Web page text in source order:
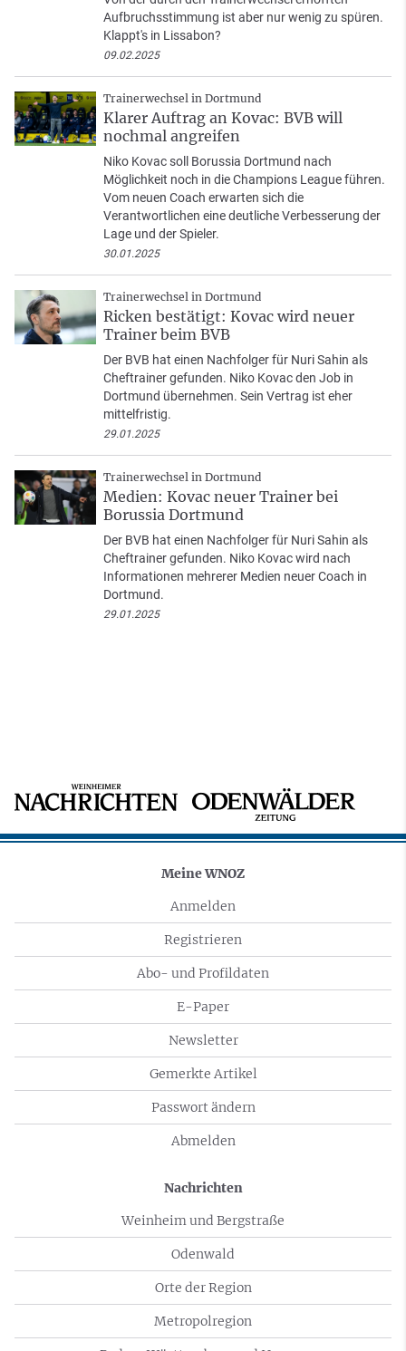
Aufbruchsstimmung ist aber nur wenig zu spüren.
Klappt's in Lissabon?
09.02.2025
Trainerwechsel in Dortmund
Klarer Auftrag an Kovac: BVB will
nochmal angreifen
Niko Kovac soll Borussia Dortmund nach
Möglichkeit noch in die Champions League führen.
Vom neuen Coach erwarten sich die
Verantwortlichen eine deutliche Verbesserung der
Lage und der Spieler.
30.01.2025
Trainerwechsel in Dortmund
Ricken bestätigt: Kovac wird neuer
Trainer beim BVB
Der BVB hat einen Nachfolger für Nuri Sahin als
Cheftrainer gefunden. Niko Kovac den Job in
Dortmund übernehmen. Sein Vertrag ist eher
mittelfristig.
29.01.2025
Trainerwechsel in Dortmund
Medien: Kovac neuer Trainer bei
Borussia Dortmund
Der BVB hat einen Nachfolger für Nuri Sahin als
Cheftrainer gefunden. Niko Kovac wird nach
Informationen mehrerer Medien neuer Coach in
Dortmund.
29.01.2025
Meine WNOZ
Anmelden
Registrieren
Abo- und Profildaten
E-Paper
Newsletter
Gemerkte Artikel
Passwort ändern
Abmelden
Nachrichten
Weinheim und Bergstraße
Odenwald
Orte der Region
Metropolregion